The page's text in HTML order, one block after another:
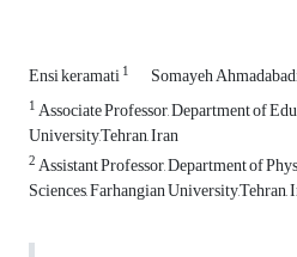
Ensi keramati1 Somayeh
1Associate Professor, Department of
University,Tehran, Iran
2Assistant Professor, Department of
Sciences, Farhangian University,Tehran,